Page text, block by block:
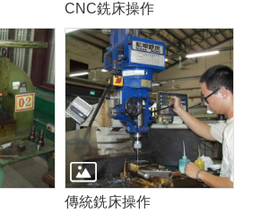
CNC銑床操作
傳統銑床操作